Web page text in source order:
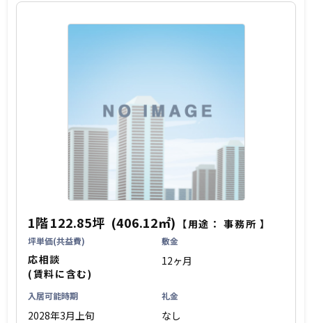
1階122.85坪 (406.12㎡) 【用途：事務所 】
坪単価(共益費)
応相談
(賃料に含む)
敷金
12ヶ月
入居可能時期
2028年3月上旬
礼金
なし